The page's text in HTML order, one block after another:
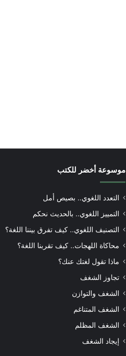
موسوعة أخضر للكتب
التعدد اللغوي.. بصيص أمل
التمييز اللغوي.. بالحديث نحكم
التصنيف اللغوي.. كيف تفرق بيننا اللغة؟
محاكاة اللهجات.. كيف تقربنا اللغة؟
ماذا تقول لغتك عنك؟
تجاوز الشغف
الشغف والتوازن
الشغف المتناغم
الشغف المظلم
إيجاد الشغف